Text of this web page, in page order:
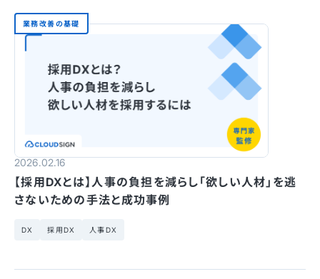
業務改善の基礎
2026.02.16
【採用DXとは】人事の負担を減らし「欲しい人材」を逃
さないための手法と成功事例
DX 採用DX 人事DX